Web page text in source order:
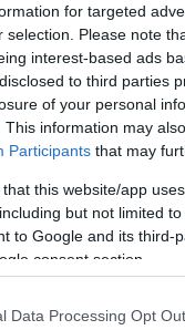
for targeted
selection. Please note
interest-based ads
to third parties
of your personal
This information may
Participants that may
that this website/app
but not limited
to Google and its third-
consent section.
Data Processing Opt
tünete. A
kellemetlen,
de ez az
jelenség akkor
a